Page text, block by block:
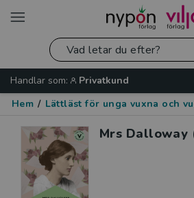
Handlar som:
Privatkund
Hem / Lättläst för unga vuxna och
Mrs